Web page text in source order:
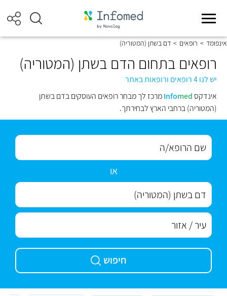
אינפומד > רופאים > דם בשתן (המטוריה)
רופאים בתחום הדם בשתן (המטוריה)
יש לנו 4 רופאים ורופאות באתר
אינדקס
Infomed
מרכז לך מבחר רופאים העוסקים בדם בשתן
(המטוריה) ברחבי הארץ לבחירתך.
או
חיפוש